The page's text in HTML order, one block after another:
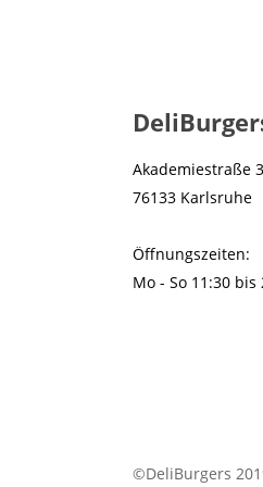
Akademiestraße
76133 Karlsruhe
Öffnungszeiten:
Mo - So 11:30 bis
©DeliBurgers